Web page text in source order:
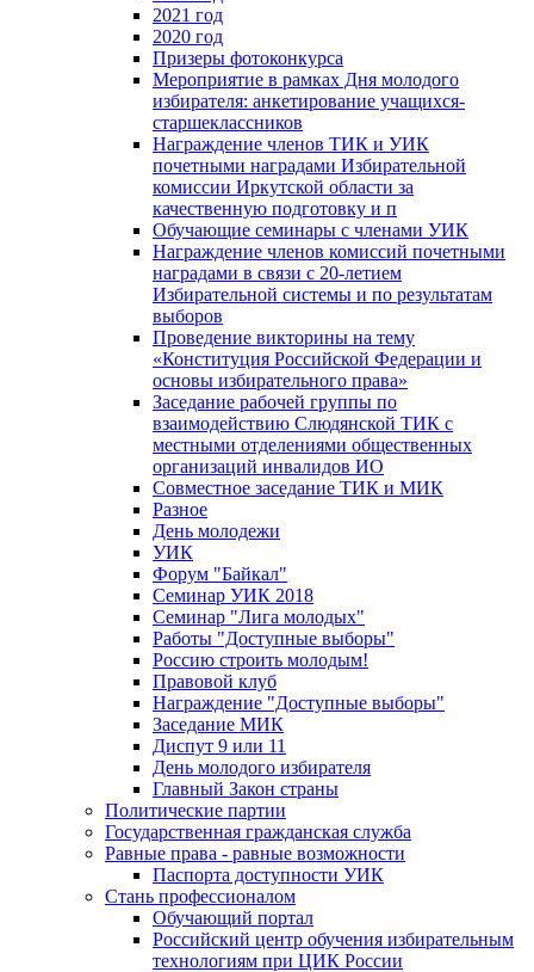
2021 год
2020 год
Призеры фотоконкурса
Мероприятие в рамках Дня молодого
избирателя: анкетирование учащихся-
старшеклассников
Награждение членов ТИК и УИК
почетными наградами Избирательной
комиссии Иркутской области за
качественную подготовку и п
Обучающие семинары с членами УИК
Награждение членов комиссий почетными
наградами в связи с 20-летием
Избирательной системы и по результатам
выборов
Проведение викторины на тему
«Конституция Российской Федерации и
основы избирательного права»
Заседание рабочей группы по
взаимодействию Слюдянской ТИК с
местными отделениями общественных
организаций инвалидов ИО
Совместное заседание ТИК и МИК
Разное
День молодежи
УИК
Форум "Байкал"
Семинар УИК 2018
Семинар "Лига молодых"
Работы "Доступные выборы"
Россию строить молодым!
Правовой клуб
Награждение "Доступные выборы"
Заседание МИК
Диспут 9 или 11
День молодого избирателя
Главный Закон страны
Политические партии
Государственная гражданская служба
Равные права - равные возможности
Паспорта доступности УИК
Стань профессионалом
Обучающий портал
Российский центр обучения избирательным
технологиям при ЦИК России